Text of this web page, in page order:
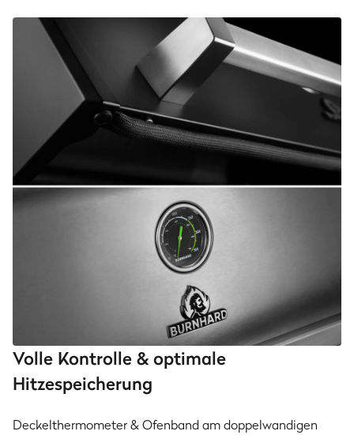
Volle Kontrolle & optimale
Hitzespeicherung
Deckelthermometer & Ofenband am doppelwandigen